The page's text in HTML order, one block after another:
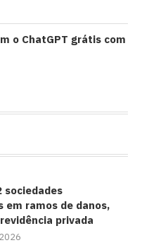
o ChatGPT grátis com
sociedades
em ramos de danos,
privada